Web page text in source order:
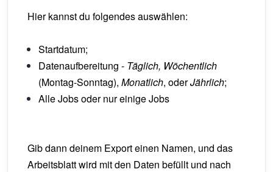
Hier kannst du folgendes auswählen:
Startdatum;
Datenaufbereitung - Täglich, Wöchentlich
(Montag-Sonntag), Monatlich, oderJährlich;
Alle Jobs oder nur einige Jobs
Gib dann deinem Export einen Namen, und das
Arbeitsblatt wird mit den Daten befüllt und nach